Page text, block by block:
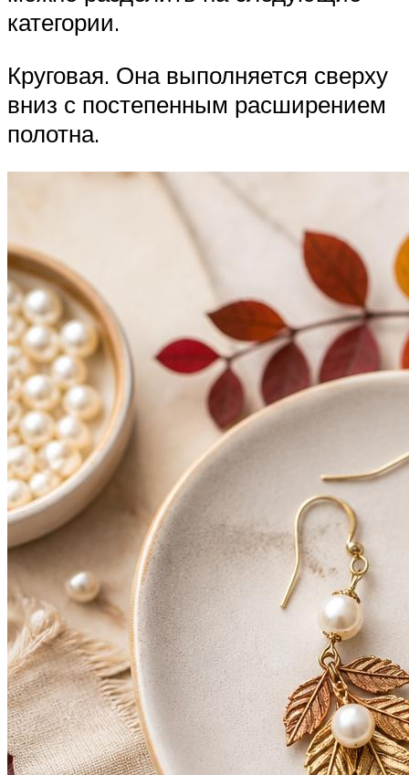
категории.
Круговая. Она выполняется сверху
вниз с постепенным расширением
полотна.